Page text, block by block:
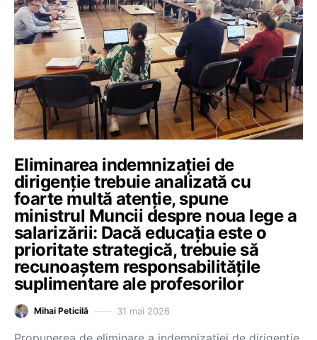
Eliminarea indemnizației de
dirigenție trebuie analizată cu
foarte multă atenție, spune
ministrul Muncii despre noua lege a
salarizării: Dacă educația este o
prioritate strategică, trebuie să
recunoaștem responsabilitățile
suplimentare ale profesorilor
Mihai Peticilă 31 mai 2026